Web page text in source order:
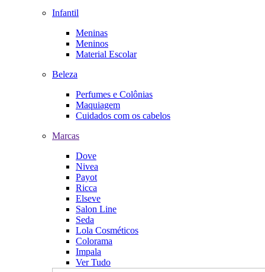
Infantil
Meninas
Meninos
Material Escolar
Beleza
Perfumes e Colônias
Maquiagem
Cuidados com os cabelos
Marcas
Dove
Nivea
Payot
Ricca
Elseve
Salon Line
Seda
Lola Cosméticos
Colorama
Impala
Ver Tudo